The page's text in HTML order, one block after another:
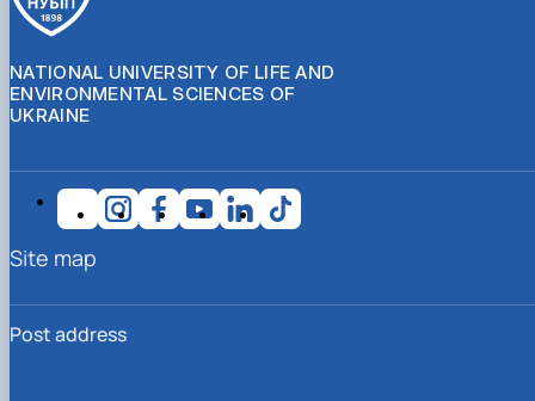
NATIONAL UNIVERSITY OF LIFE AND
ENVIRONMENTAL SCIENCES OF
UKRAINE
Post address
Site map